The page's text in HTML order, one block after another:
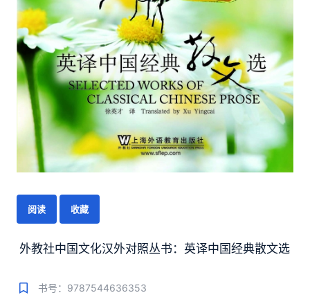
阅读 收藏
外教社中国文化汉外对照丛书：英译中国经典散文选
书号：9787544636353